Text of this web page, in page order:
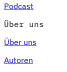
Podcast
Über uns
Über uns
Autoren